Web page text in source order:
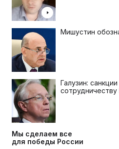
Мишустин
Галузин:
сотрудничеству
Мы сделаем все
для победы России